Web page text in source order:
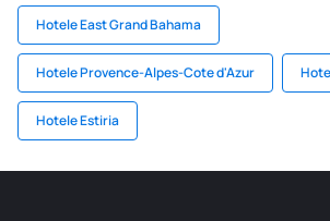
Hotele East Grand Bahama
Hotele Provence-Alpes-Cote d'Azur
Hotele Estiria